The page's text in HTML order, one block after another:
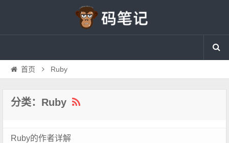
首页 Ruby
分类：Ruby
Ruby的作者详解